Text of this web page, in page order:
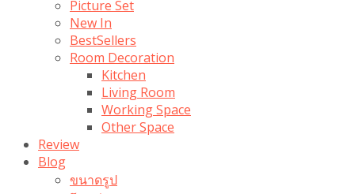
Picture Set
New In
BestSellers
Room Decoration
Kitchen
Living Room
Working Space
Other Space
Review
Blog
ขนาดรูป